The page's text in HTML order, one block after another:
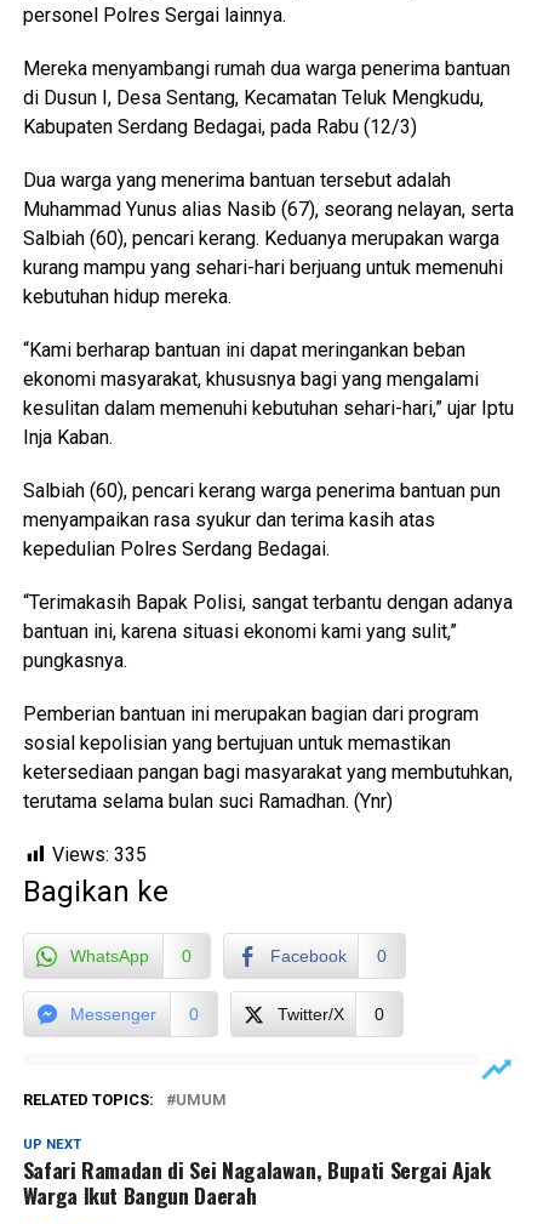
personel Polres Sergai lainnya.
Mereka menyambangi rumah dua warga penerima bantuan
di Dusun I, Desa Sentang, Kecamatan Teluk Mengkudu,
Kabupaten Serdang Bedagai, pada Rabu (12/3)
Dua warga yang menerima bantuan tersebut adalah
Muhammad Yunus alias Nasib (67), seorang nelayan, serta
Salbiah (60), pencari kerang. Keduanya merupakan warga
kurang mampu yang sehari-hari berjuang untuk memenuhi
kebutuhan hidup mereka.
“Kami berharap bantuan ini dapat meringankan beban
ekonomi masyarakat, khususnya bagi yang mengalami
kesulitan dalam memenuhi kebutuhan sehari-hari,” ujar Iptu
Inja Kaban.
Salbiah (60), pencari kerang warga penerima bantuan pun
menyampaikan rasa syukur dan terima kasih atas
kepedulian Polres Serdang Bedagai.
“Terimakasih Bapak Polisi, sangat terbantu dengan adanya
bantuan ini, karena situasi ekonomi kami yang sulit,”
pungkasnya.
Pemberian bantuan ini merupakan bagian dari program
sosial kepolisian yang bertujuan untuk memastikan
ketersediaan pangan bagi masyarakat yang membutuhkan,
terutama selama bulan suci Ramadhan. (Ynr)
Views: 335
Bagikan ke
WhatsApp 0 Facebook 0
Messenger 0 Twitter/X 0
RELATED TOPICS: UMUM
UP NEXT
Safari Ramadan di Sei Nagalawan, Bupati Sergai Ajak
Warga Ikut Bangun Daerah